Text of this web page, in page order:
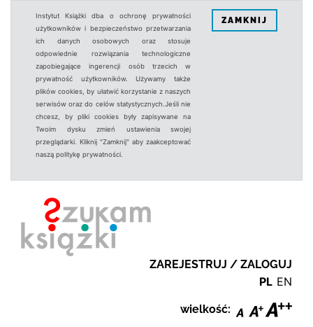
Instytut Książki dba o ochronę prywatności
użytkowników i bezpieczeństwo przetwarzania
ich danych osobowych oraz stosuje
odpowiednie rozwiązania technologiczne
zapobiegające ingerencji osób trzecich w
prywatność użytkowników. Używamy także
plików cookies, by ułatwić korzystanie z naszych
serwisów oraz do celów statystycznych.Jeśli nie
chcesz, by pliki cookies były zapisywane na
Twoim dysku zmień ustawienia swojej
przeglądarki. Kliknij "Zamknij" aby zaakceptować
naszą politykę prywatności.
ZAMKNIJ
ZAREJESTRUJ / ZALOGUJ
PL EN
wielkość: